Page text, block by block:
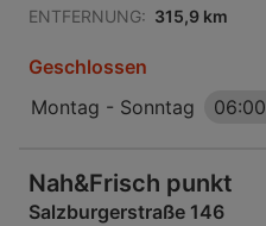
ENTFERNUNG: 315,9 km
Geschlossen
Montag - Sonntag
06:00
Nah&Frisch punkt
Salzburgerstraße 146